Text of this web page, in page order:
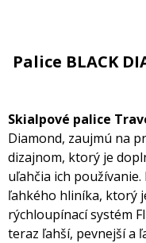
Palice BLACK
Skialpové palice
Diamond, zaujmú na
dizajnom, ktorý je
uľahčia ich
ľahkého hliníka, ktorý
rýchloupínací systém
teraz ľahší, pevnejší a